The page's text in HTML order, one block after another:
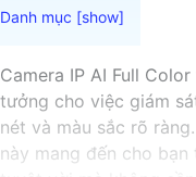
Camera IP AI Full
tưởng cho việc giám
nét và màu sắc rõ
này mang đến cho